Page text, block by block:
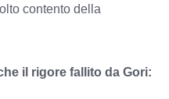
contento della
il rigore fallito da Gori: